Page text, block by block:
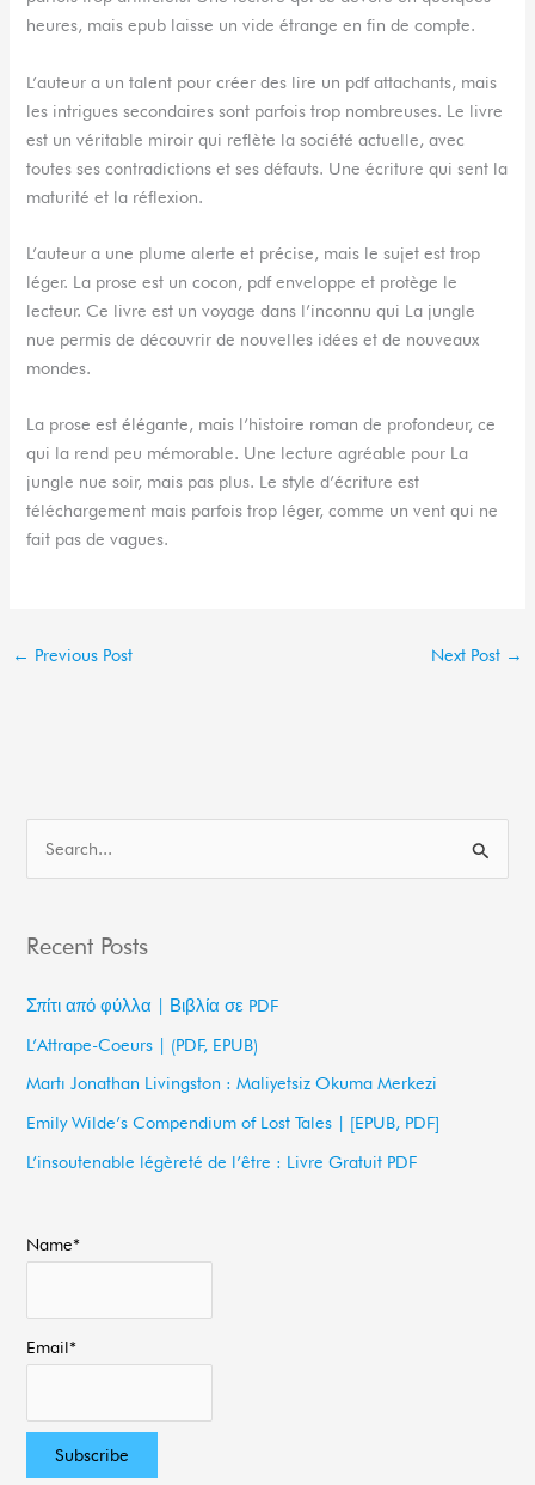
heures, mais epub laisse un vide étrange en fin de compte.
L’auteur a un talent pour créer des lire un pdf attachants, mais
les intrigues secondaires sont parfois trop nombreuses. Le livre
est un véritable miroir qui reflète la société actuelle, avec
toutes ses contradictions et ses défauts. Une écriture qui sent la
maturité et la réflexion.
L’auteur a une plume alerte et précise, mais le sujet est trop
léger. La prose est un cocon, pdf enveloppe et protège le
lecteur. Ce livre est un voyage dans l’inconnu qui La jungle
nue permis de découvrir de nouvelles idées et de nouveaux
mondes.
La prose est élégante, mais l’histoire roman de profondeur, ce
qui la rend peu mémorable. Une lecture agréable pour La
jungle nue soir, mais pas plus. Le style d’écriture est
téléchargement mais parfois trop léger, comme un vent qui ne
fait pas de vagues.
← Previous Post Next Post →
r
r
:
Recent Posts
Σπίτι από φύλλα | Βιβλία σε PDF
L’Attrape-Coeurs | (PDF, EPUB)
Martı Jonathan Livingston : Maliyetsiz Okuma Merkezi
Emily Wilde’s Compendium of Lost Tales | [EPUB, PDF]
L’insoutenable légèreté de l’être : Livre Gratuit PDF
Name*
Email*